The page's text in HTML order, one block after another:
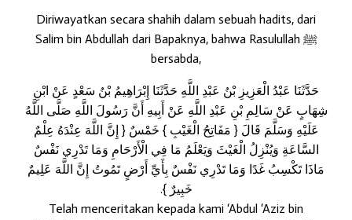
Diriwayatkan secara shahih dalam sebuah hadits, dari
Salim bin Abdullah dari Bapaknya, bahwa Rasulullah ﷺ
bersabda,
حَدَّثَنَا عَبْدُ الْعَزِيزِ بْنُ عَبْدِ اللَّهِ حَدَّثَنَا إِبْرَاهِيمُ بْنُ سَعْدٍ عَنْ ابْنِ
شِهَابٍ عَنْ سَالِمِ بْنِ عَبْدِ اللَّهِ عَنْ أَبِيهِ أَنَّ رَسُولَ اللَّهِ صَلَّى اللَّهُ
عَلَيْهِ وَسَلَّمَ قَالَ { مَفَاتِحُ الْغَيْبِ } خَمْسٌ { إِنَّ اللَّهَ عِنْدَهُ عِلْمٌ
السَّاعَةِ وَيُنْزِلُ الْغَيْثَ وَيَعْلَمُ مَا فِي الْأَرْحَامِ وَمَا تَدْرِي نَفْسٌ
مَاذَا تَكْسِبُ غَدًا وَمَا تَدْرِي نَفْسٌ بِأَيِّ أَرْضٍ تَمُوتُ إِنَّ اللَّهَ عَلِيمٌ
خَبِيرٌ }.
Telah menceritakan kepada kami ‘Abdul ‘Aziz bin